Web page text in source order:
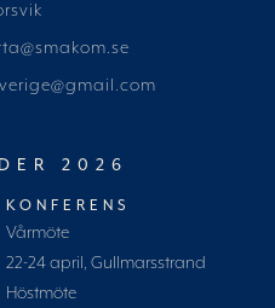
2026
KONFERENS
Vårmöte
22-24 april, Gullmarsstrand
Höstmöte